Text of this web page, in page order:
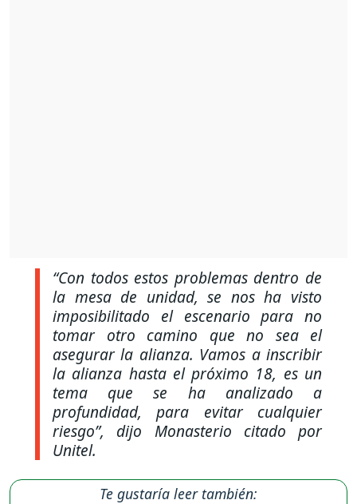
“Con todos estos problemas dentro de
la mesa de unidad, se nos ha visto
imposibilitado el escenario para no
tomar otro camino que no sea el
asegurar la alianza. Vamos a inscribir
la alianza hasta el próximo 18, es un
tema que se ha analizado a
profundidad, para evitar cualquier
riesgo”, dijo Monasterio citado por
Unitel.
Te gustaría leer también: